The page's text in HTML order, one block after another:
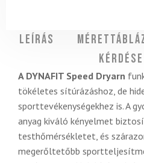
Leírás
A DYNAFIT Speed ​​​​​​Dryarn
tökéletes sítúrázáshoz, de
sporttevékenységekhez is. A
anyag kiváló kényelmet
testhőmérsékletet, és
megerőltetőbb